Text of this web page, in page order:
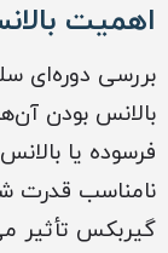
اهمیت
بررسی دوره‌ای
بالانس بودن
فرسوده یا
نامناسب قدرت
گیربکس تأثیر